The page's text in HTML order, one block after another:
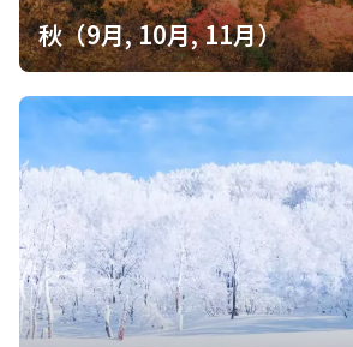
秋（9月, 10月, 11月）